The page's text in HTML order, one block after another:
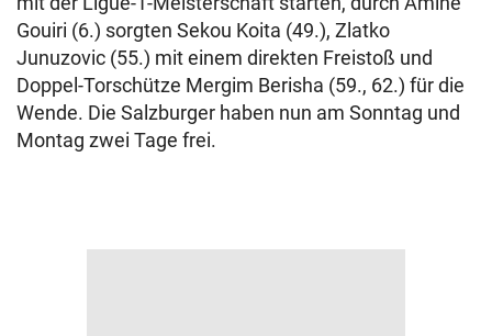
Gouiri (6.) sorgten Sekou Koita (49.), Zlatko
Junuzovic (55.) mit einem direkten Freistoß und
Doppel-Torschütze Mergim Berisha (59., 62.) für die
Wende. Die Salzburger haben nun am Sonntag und
Montag zwei Tage frei.